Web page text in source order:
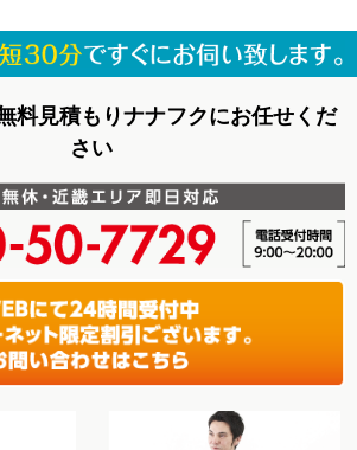
料見積もりナナフクにお任せくだ
さい